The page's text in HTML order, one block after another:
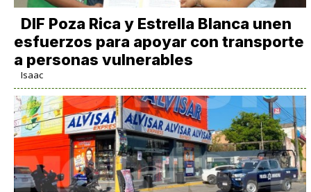
DIF Poza Rica y Estrella Blanca unen
esfuerzos para apoyar con transporte
a personas vulnerables
Isaac